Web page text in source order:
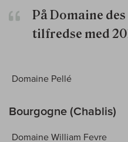
På Domaine
tilfredse med
Domaine Pellé
Bourgogne (Chablis)
Domaine William Fevre